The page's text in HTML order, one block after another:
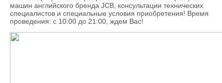
машин английского бренда JCB, консультации технических
специалистов и специальные условия приобретения! Время
проведения: с 10:00 до 21:00, ждем Вас!